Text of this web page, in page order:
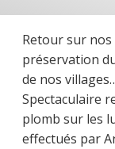
Retour sur
préservation
de nos
Spectaculaire
plomb sur les
effectués par